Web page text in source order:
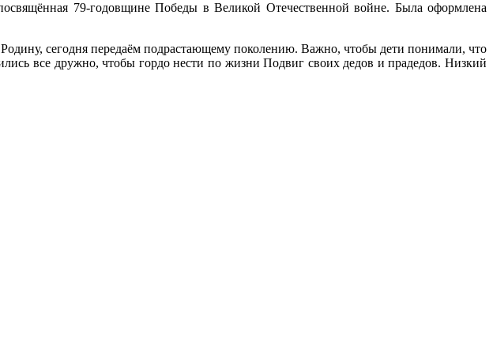
79-годовщине Победы в Великой Отечественной войне. Была оформлена
сегодня передаём подрастающему поколению. Важно, чтобы дети понимали, что
все дружно, чтобы гордо нести по жизни Подвиг своих дедов и прадедов. Низкий